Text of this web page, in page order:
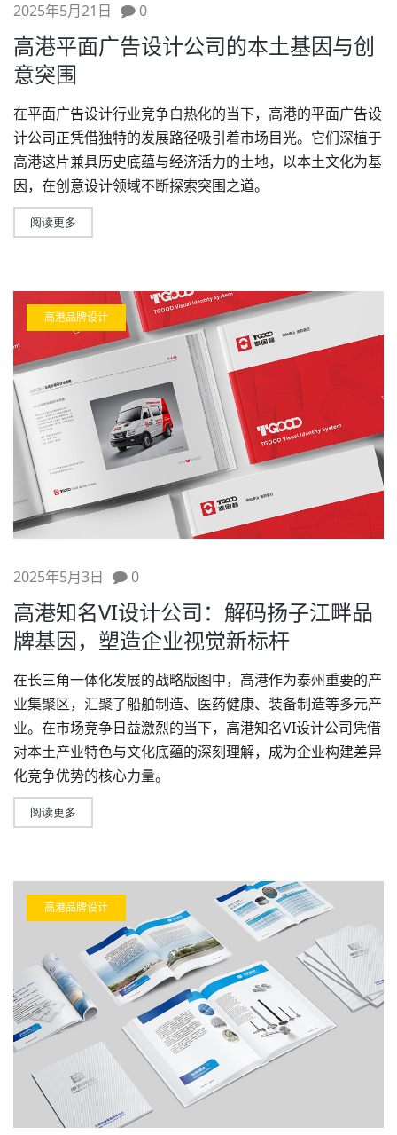
2025年5月21日 0
高港平面广告设计公司的本土基因与创
意突围
在平面广告设计行业竞争白热化的当下，高港的平面广告设
计公司正凭借独特的发展路径吸引着市场目光。它们深植于
高港这片兼具历史底蕴与经济活力的土地，以本土文化为基
因，在创意设计领域不断探索突围之道。
阅读更多
高港品牌设计
2025年5月3日 0
高港知名VI设计公司：解码扬子江畔品
牌基因，塑造企业视觉新标杆
在长三角一体化发展的战略版图中，高港作为泰州重要的产
业集聚区，汇聚了船舶制造、医药健康、装备制造等多元产
业。在市场竞争日益激烈的当下，高港知名VI设计公司凭借
对本土产业特色与文化底蕴的深刻理解，成为企业构建差异
化竞争优势的核心力量。
阅读更多
高港品牌设计